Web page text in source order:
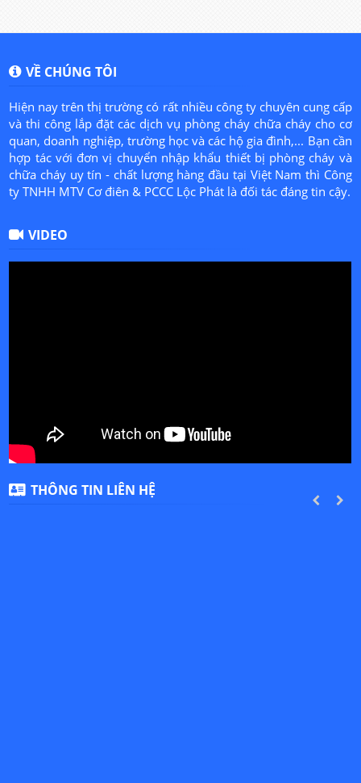
VỀ CHÚNG TÔI
Hiện nay trên thị trường có rất nhiều công ty chuyên cung cấp
và thi công lắp đặt các dịch vụ phòng cháy chữa cháy cho cơ
quan, doanh nghiệp, trường học và các hộ gia đình,... Bạn cần
hợp tác với đơn vị chuyển nhập khẩu thiết bị phòng cháy và
chữa cháy uy tín - chất lượng hàng đầu tại Việt Nam thì Công
ty TNHH MTV Cơ điên & PCCC Lộc Phát là đối tác đáng tin cậy.
VIDEO
THÔNG TIN LIÊN HỆ
PREVIOUS
NEXT